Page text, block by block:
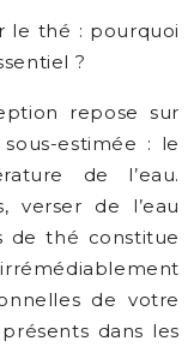
le thé : pourquoi
?
repose sur
estimée : le
de l’eau.
verser de l’eau
de thé constitue
de votre
dans les